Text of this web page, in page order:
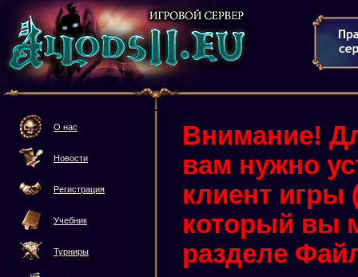
О нас
Новости
Регистрация
Учебник
Турниры
Внимание!
вам нужно
клиент игры
который вы
разделе